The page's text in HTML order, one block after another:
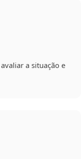
a situação e